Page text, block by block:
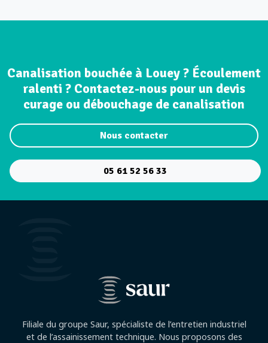
Canalisation bouchée à Louey ? Écoulement
ralenti ? Contactez-nous pour un devis
curage ou débouchage de canalisation
Nous contacter
05 61 52 56 33
Filiale du groupe Saur, spécialiste de l’entretien industriel
et de l’assainissement technique. Nous proposons des